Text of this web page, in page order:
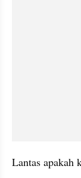
Lantas apakah